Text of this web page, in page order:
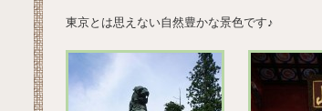
東京とは思えない自然豊かな景色です♪